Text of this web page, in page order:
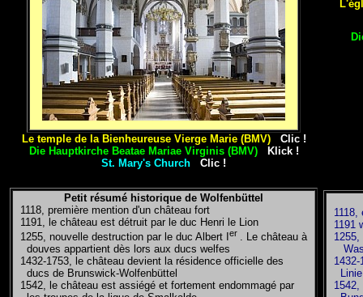
Le temple de la Bienheureuse Vierge Marie (BMV)
Clic !
Die Hauptkirche BeataeMariae Virginis (BMV)
Klick !
St. Mary's Church
Clic !
Petit résumé historique de Wolfenbüttel
1118, première mention d'un château fort
1191, le château est détruit par le duc Henri le Lion
1255, nouvelle destruction par le duc Albert I
er . Le château à
douves appartient dès lors aux ducs welfes
1432-1753, le château devient la résidence officielle des
ducs de Brunswick-Wolfenbüttel
1542, le château est assiégé et fortement endommagé par
1118,
1191
1255,
1432-
Linie
1542,